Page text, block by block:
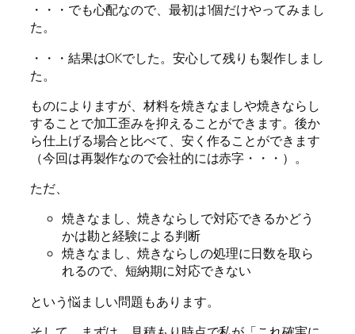
・・・でも心配なので、最初は1個だけやってみまし
た。
・・・結果はOKでした。安心して残りも製作しまし
た。
ものによりますが、材料を焼きなましや焼きならし
することで加工歪みを抑えることができます。後か
ら仕上げる場合と比べて、安く作ることができます
（今回は再製作なので会社的には赤字・・・）。
ただ、
焼きなまし、焼きならしで対応できるかどう
かは勘と経験による判断
焼きなまし、焼きならしの処理に日数を取ら
れるので、短納期に対応できない
という悩ましい問題もあります。